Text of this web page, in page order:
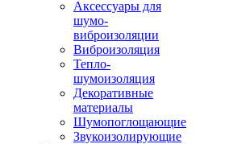
Аксессуары для
шумо-
виброизоляции
Виброизоляция
Тепло-
шумоизоляция
Декоративные
материалы
Шумопоглощающие
Звукоизолирующие